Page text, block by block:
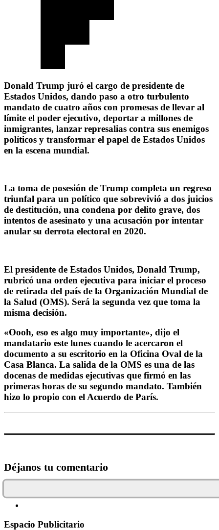
Donald Trump juró el cargo de presidente de
Estados Unidos, dando paso a otro turbulento
mandato de cuatro años con promesas de llevar al
límite el poder ejecutivo, deportar a millones de
inmigrantes, lanzar represalias contra sus enemigos
políticos y transformar el papel de Estados Unidos
en la escena mundial.
La toma de posesión de Trump completa un regreso
triunfal para un político que sobrevivió a dos juicios
de destitución, una condena por delito grave, dos
intentos de asesinato y una acusación por intentar
anular su derrota electoral en 2020.
El presidente de Estados Unidos, Donald Trump,
rubricó una orden ejecutiva para iniciar el proceso
de retirada del país de la Organización Mundial de
la Salud (OMS). Será la segunda vez que toma la
misma decisión.
«Oooh, eso es algo muy importante», dijo el
mandatario este lunes cuando le acercaron el
documento a su escritorio en la Oficina Oval de la
Casa Blanca. La salida de la OMS es una de las
docenas de medidas ejecutivas que firmó en las
primeras horas de su segundo mandato. También
hizo lo propio con el Acuerdo de París.
Déjanos tu comentario
Espacio Publicitario